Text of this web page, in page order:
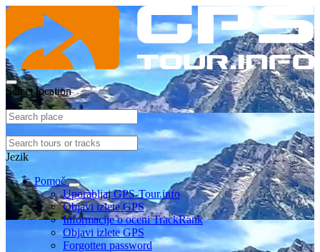
Select location
Jezik
Pomoč
Uporabljaj GPS-Tour.info
Objavi izlete GPS
Informacije o oceni TrackRank
Objavi izlete GPS
Forgotten password